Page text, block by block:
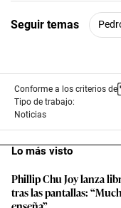
Seguir temas
Conforme a los criterios de
Tipo de trabajo:
Noticias
Lo más visto
Phillip Chu Joy lanza
tras las pantallas: